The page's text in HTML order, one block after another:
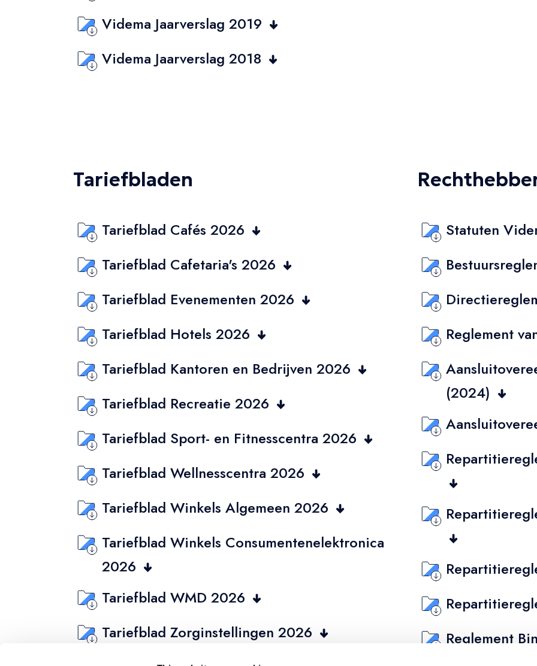
Videma Jaarverslag 2019
Videma Jaarverslag 2018
Tariefbladen
Tariefblad Cafés 2026
Tariefblad Cafetaria's 2026
Tariefblad Evenementen 2026
Tariefblad Hotels 2026
Tariefblad Kantoren en Bedrijven 2026
Tariefblad Recreatie 2026
Tariefblad Sport- en Fitnesscentra 2026
Tariefblad Wellnesscentra 2026
Tariefblad Winkels Algemeen 2026
Tariefblad Winkels Consumentenelektronica
2026
Tariefblad WMD 2026
Tariefblad Zorginstellingen 2026
Statuten
Reglement
(2024)
Reglement